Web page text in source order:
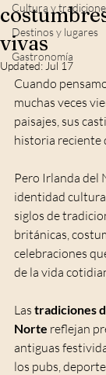
Cultura y
Destinos y lugares
Gastronomía
vivas
Updated: Jul 17
Cuando
muchas veces
paisajes, sus
historia reciente
Pero Irlanda del
identidad
siglos de
británicas,
celebraciones
de la vida
Las tradiciones
Norte reflejan
antiguas
los pubs,